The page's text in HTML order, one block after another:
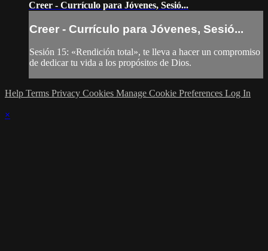
Creer - Currículo para Jóvenes, Sesió...
Creer - Currículo para Jóvenes, Sesió...
Sesión 15: «Rendición total», te lleva a hacer un compromiso
de dedicar tu vida a los propósitos de Dios.
Help Terms Privacy Cookies Manage Cookie Preferences Log In
×